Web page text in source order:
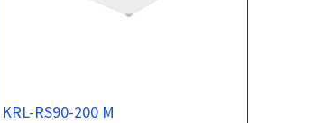
KRL-RS90-200 M